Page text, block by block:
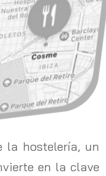
la hostelería, un
en la clave